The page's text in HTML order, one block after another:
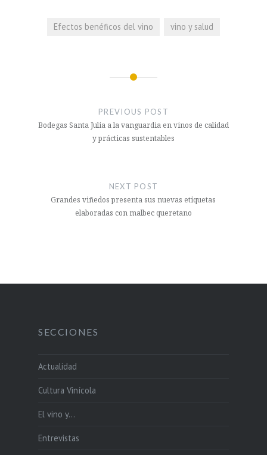
Efectos benéficos del vino vino y salud
entradas
PREVIOUS POST
Bodegas Santa Julia a la vanguardia en vinos de calidad
y prácticas sustentables
NEXT POST
Grandes viñedos presenta sus nuevas etiquetas
elaboradas con malbec queretano
SECCIONES
Actualidad
Cultura Vinícola
El vino y…
Entrevistas